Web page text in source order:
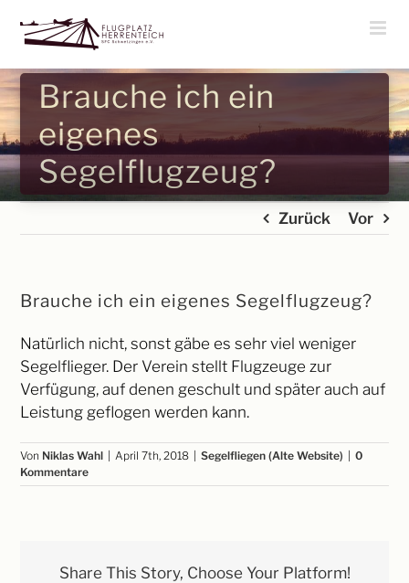
Inhalt
Brauche ich ein
eigenes
Segelflugzeug?
Zurück Vor
Brauche ich ein eigenes Segelflugzeug?
Natürlich nicht, sonst gäbe es sehr viel weniger
Segelflieger. Der Verein stellt Flugzeuge zur
Verfügung, auf denen geschult und später auch auf
Leistung geflogen werden kann.
Von Niklas Wahl April 7th, 2018 Segelfliegen (Alte Website)
0
Kommentare
Share This Story, Choose Your Platform!